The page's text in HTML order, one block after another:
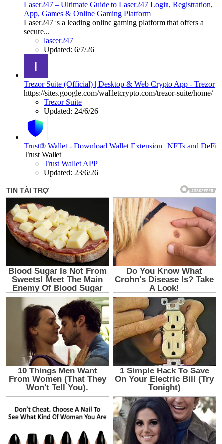
Laser247 – Ultimate Guide to Laser247 Login, Registration,
App, Games & Online Gaming Platform
Laser247 is a leading online gaming platform that offers a
secure...
laseer247
Updated: 6/7/26
Trezor Suite (Official) | Desktop & Web Crypto App - Trezor
https://sites.google.com/wallletcrypto.com/trezor-suite/home/
Trezor Suite
Updated: 24/6/26
Trust® Wallet - Download Wallet Extension | NFTs and DeFi
Trust Wallet
Trust Wallet APP
Updated: 23/6/26